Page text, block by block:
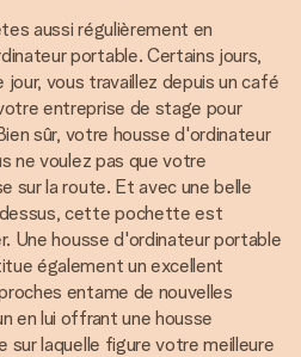
aussi régulièrement en
portable. Certains jours,
vous travaillez depuis un café
entreprise de stage pour
sûr, votre housse d'ordinateur
ne voulez pas que votre
sur la route. Et avec une belle
cette pochette est
Une housse d'ordinateur portable
également un excellent
entame de nouvelles
en lui offrant une housse
sur laquelle figure votre meilleure